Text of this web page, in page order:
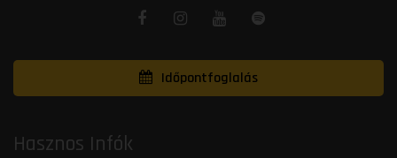
Időpontfoglalás
Hasznos Infók